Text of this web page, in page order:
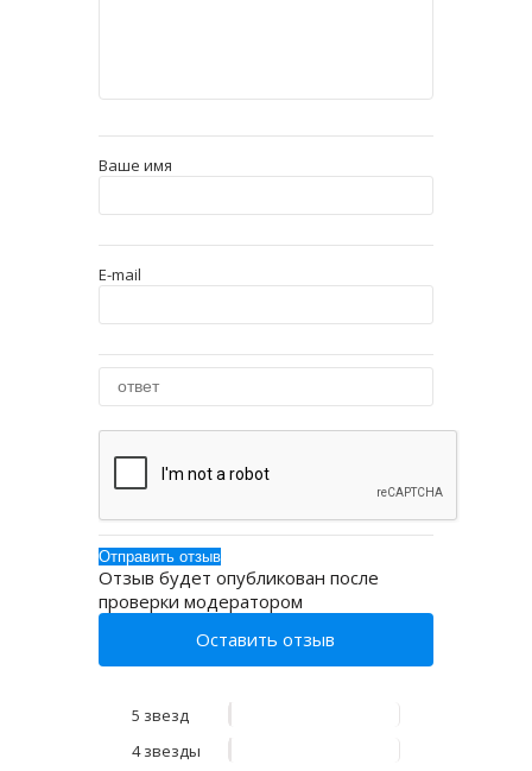
Ваше имя
E-mail
Отзыв будет опубликован после
проверки модератором
Оставить отзыв
5 звезд
4 звезды